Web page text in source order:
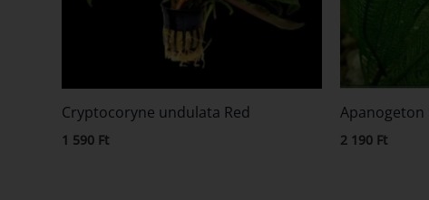
Cryptocoryne undulata Red
1 590 Ft
Apanogeton
2 190 Ft